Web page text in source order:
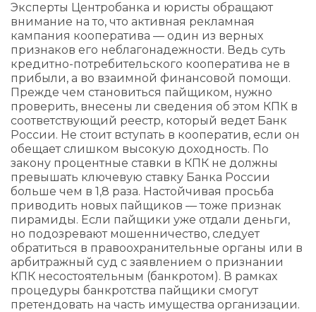
Эксперты Центробанка и юристы обращают
внимание на то, что активная рекламная
кампания кооператива — один из верных
признаков его неблагонадежности. Ведь суть
кредитно-потребительского кооператива не в
прибыли, а во взаимной финансовой помощи.
Прежде чем становиться пайщиком, нужно
проверить, внесены ли сведения об этом КПК в
соответствующий реестр, который ведет Банк
России. Не стоит вступать в кооператив, если он
обещает слишком высокую доходность. По
закону процентные ставки в КПК не должны
превышать ключевую ставку Банка России
больше чем в 1,8 раза. Настойчивая просьба
приводить новых пайщиков — тоже признак
пирамиды. Если пайщики уже отдали деньги,
но подозревают мошенничество, следует
обратиться в правоохранительные органы или в
арбитражный суд с заявлением о признании
КПК несостоятельным (банкротом). В рамках
процедуры банкротства пайщики смогут
претендовать на часть имущества организации.